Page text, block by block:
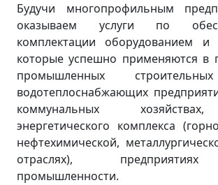
Будучи многопрофильным
оказываем услуги по
комплектации оборудованием и
которые успешно применяются в
промышленных
водотеплоснабжающих
коммунальных
энергетического комплекса
нефтехимической,
отраслях),
промышленности.